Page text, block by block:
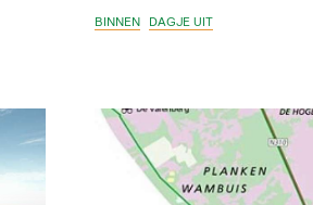
BINNEN DAGJE UIT